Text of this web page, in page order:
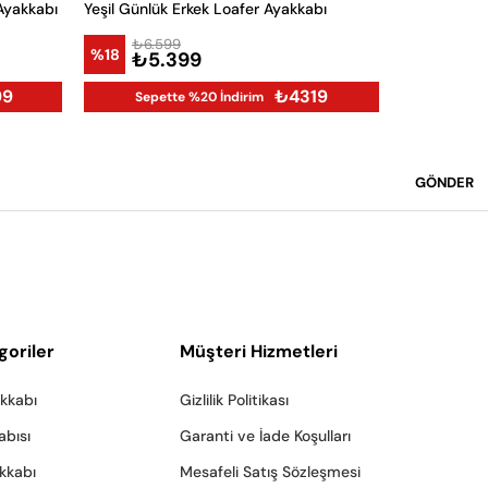
Yeşil Günlük Erkek Loafer Ayakkabı
%18 ₺5.399
₺6.599
Sepette %20 İndirim ₺4319
GÖNDER
Müşteri Hizmetleri
Gizlilik Politikası
Garanti ve İade Koşulları
Mesafeli Satış Sözleşmesi